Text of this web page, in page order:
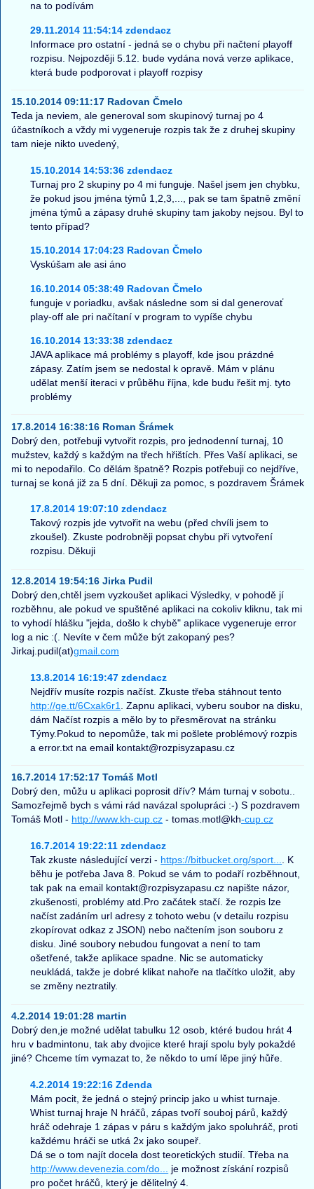
na to podívám
29.11.2014 11:54:14 zdendacz
Informace pro ostatní - jedná se o chybu při načtení playoff
rozpisu. Nejpozději 5.12. bude vydána nová verze aplikace,
která bude podporovat i playoff rozpisy
15.10.2014 09:11:17 Radovan Čmelo
Teda ja neviem, ale generoval som skupinový turnaj po 4
účastníkoch a vždy mi vygeneruje rozpis tak že z druhej skupiny
tam nieje nikto uvedený,
15.10.2014 14:53:36 zdendacz
Turnaj pro 2 skupiny po 4 mi funguje. Našel jsem jen chybku,
že pokud jsou jména týmů 1,2,3,..., pak se tam špatně změní
jména týmů a zápasy druhé skupiny tam jakoby nejsou. Byl to
tento případ?
15.10.2014 17:04:23 Radovan Čmelo
Vyskúšam ale asi áno
16.10.2014 05:38:49 Radovan Čmelo
funguje v poriadku, avšak následne som si dal generovať
play-off ale pri načítaní v program to vypíše chybu
16.10.2014 13:33:38 zdendacz
JAVA aplikace má problémy s playoff, kde jsou prázdné
zápasy. Zatím jsem se nedostal k opravě. Mám v plánu
udělat menší iteraci v průběhu října, kde budu řešit mj. tyto
problémy
17.8.2014 16:38:16 Roman Šrámek
Dobrý den, potřebuji vytvořit rozpis, pro jednodenní turnaj, 10
mužstev, každý s každým na třech hřištích. Přes Vaší aplikaci, se
mi to nepodařilo. Co dělám špatně? Rozpis potřebuji co nejdříve,
turnaj se koná již za 5 dní. Děkuji za pomoc, s pozdravem Šrámek
17.8.2014 19:07:10 zdendacz
Takový rozpis jde vytvořit na webu (před chvíli jsem to
zkoušel). Zkuste podrobněji popsat chybu při vytvoření
rozpisu. Děkuji
12.8.2014 19:54:16 Jirka Pudil
Dobrý den,chtěl jsem vyzkoušet aplikaci Výsledky, v pohodě jí
rozběhnu, ale pokud ve spuštěné aplikaci na cokoliv kliknu, tak mi
to vyhodí hlášku "jejda, došlo k chybě" aplikace vygeneruje error
log a nic :(. Nevíte v čem může být zakopaný pes?
Jirkaj.pudil(at)gmail.com
13.8.2014 16:19:47 zdendacz
Nejdřív musíte rozpis načíst. Zkuste třeba stáhnout tento
http://ge.tt/6Cxak6r1
. Zapnu aplikaci, vyberu soubor na disku,
dám Načíst rozpis a mělo by to přesměrovat na stránku
Týmy.Pokud to nepomůže, tak mi pošlete problémový rozpis
a error.txt na email kontakt@rozpisyzapasu.cz
16.7.2014 17:52:17 Tomáš Motl
Dobrý den, můžu u aplikaci poprosit dřív? Mám turnaj v sobotu..
Samozřejmě bych s vámi rád navázal spolupráci :-) S pozdravem
Tomáš Motl - http://www.kh-cup.cz - tomas.motl@kh-cup.cz
16.7.2014 19:22:11 zdendacz
Tak zkuste následující verzi - https://bitbucket.org/sport.... K
běhu je potřeba Java 8. Pokud se vám to podaří rozběhnout,
tak pak na email kontakt@rozpisyzapasu.cz napište názor,
zkušenosti, problémy atd.Pro začátek stačí. že rozpis lze
načíst zadáním url adresy z tohoto webu (v detailu rozpisu
zkopírovat odkaz z JSON) nebo načtením json souboru z
disku. Jiné soubory nebudou fungovat a není to tam
ošetřené, takže aplikace spadne. Nic se automaticky
neukládá, takže je dobré klikat nahoře na tlačítko uložit, aby
se změny neztratily.
4.2.2014 19:01:28 martin
Dobrý den,je možné udělat tabulku 12 osob, ktéré budou hrát 4
hru v badmintonu, tak aby dvojice které hrají spolu byly pokaždé
jiné? Chceme tím vymazat to, že někdo to umí lěpe jiný hůře.
4.2.2014 19:22:16 Zdenda
Mám pocit, že jedná o stejný princip jako u whist turnaje.
Whist turnaj hraje N hráčů, zápas tvoří souboj párů, každý
hráč odehraje 1 zápas v páru s každým jako spoluhráč, proti
každému hráči se utká 2x jako soupeř.
Dá se o tom najít docela dost teoretických studií. Třeba na
http://www.devenezia.com/do...
je možnost získání rozpisů
pro počet hráčů, který je dělitelný 4.